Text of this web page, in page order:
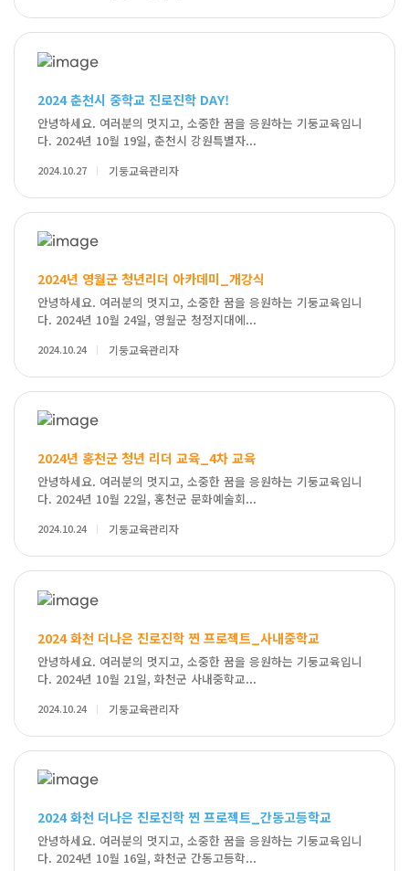
2024 춘천시 중학교 진로진학 DAY!
안녕하세요. 여러분의 멋지고, 소중한 꿈을 응원하는 기둥교육입니
다. 2024년 10월 19일, 춘천시 강원특별자...
2024.10.27 기둥교육관리자
2024년 영월군 청년리더 아카데미_개강식
안녕하세요. 여러분의 멋지고, 소중한 꿈을 응원하는 기둥교육입니
다. 2024년 10월 24일, 영월군 청정지대에...
2024.10.24 기둥교육관리자
2024년 홍천군 청년 리더 교육_4차 교육
안녕하세요. 여러분의 멋지고, 소중한 꿈을 응원하는 기둥교육입니
다. 2024년 10월 22일, 홍천군 문화예술회...
2024.10.24 기둥교육관리자
2024 화천 더나은 진로진학 찐 프로젝트_사내중학교
안녕하세요. 여러분의 멋지고, 소중한 꿈을 응원하는 기둥교육입니
다. 2024년 10월 21일, 화천군 사내중학교...
2024.10.24 기둥교육관리자
2024 화천 더나은 진로진학 찐 프로젝트_간동고등학교
안녕하세요. 여러분의 멋지고, 소중한 꿈을 응원하는 기둥교육입니
다. 2024년 10월 16일, 화천군 간동고등학...